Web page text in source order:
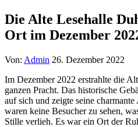
Die Alte Lesehalle
Ort im Dezember
Von: Admin 26. Dezember 2022
Im Dezember 2022 erstrahlte die
ganzen Pracht. Das historische
auf sich und zeigte seine
waren keine Besucher zu sehen,
Stille verlieh. Es war ein Ort der